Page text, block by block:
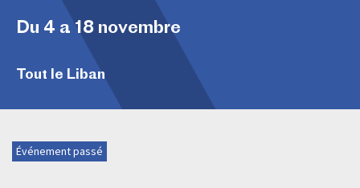
Du 4 a 18 novembre
Tout le Liban
Événement passé